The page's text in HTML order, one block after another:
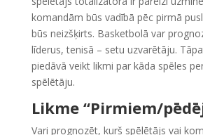
komandām būs vadībā pēc pirmā
būs neizšķirts. Basketbolā var
līderus, tenisā – setu uzvarētāju.
piedāvā veikt likmi par kāda spēles
spēlētāju.
Likme “Pirmiem/
Vari prognozēt, kurš spēlētājs vai